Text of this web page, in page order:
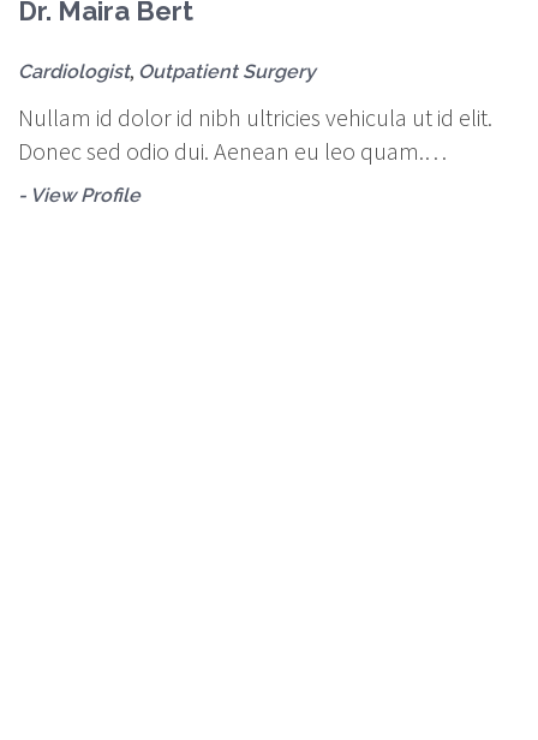
Dr. Maira Bert
Cardiologist, Outpatient Surgery
Nullam id dolor id nibh ultricies vehicula ut id elit.
Donec sed odio dui. Aenean eu leo quam.…
- View Profile